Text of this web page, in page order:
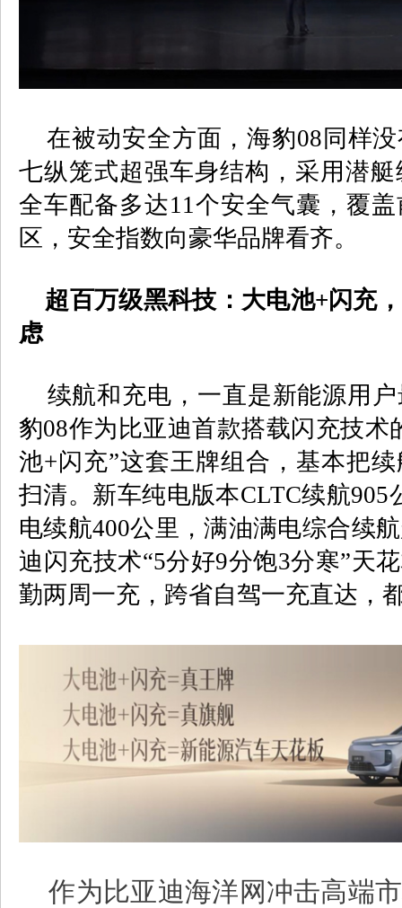
在被动安全方面，海豹08 同样
七纵笼式超强车身结构，采用潜艇
全车配备多达11个安全气囊，覆
区，安全指数向豪华品牌看齐。
超百万级黑科技：大电池+闪充
虑
续航和充电，一直是新能源用户
豹08作为比亚迪首款搭载闪充技术
池+闪充”这套王牌组合，基本把
扫清。新车纯电版本CLTC续航905
电续航400公里，满油满电综合续
迪闪充技术“5分好9分饱3分寒”天
勤两周一充，跨省自驾一充直达，
作为比亚迪海洋网冲击高端